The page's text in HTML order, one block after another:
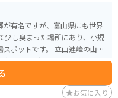
有名ですが、富山県にも世界
少し奥まった場所にあり、小規
。 立山連峰の山々
立ち並ぶ光景はまさに絶景とも
ですが、神秘的な銀世界の風景
されているので、ライトアッ
お気に入り